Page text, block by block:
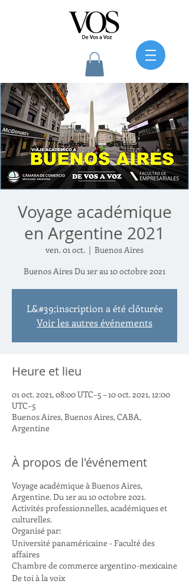
Voyage académique
en Argentine 2021
ven. 01 oct.
  |
Buenos Aires
Buenos Aires Du 1er au 10 octobre 2021
L&#39;inscription a été clôturée
Voir les autres événements
Heure et lieu
01 oct. 2021, 08:00 UTC−5 – 10 oct. 2021, 12:00
UTC−5
Buenos Aires, Buenos Aires, CABA,
Argentine
À propos de l'événement
Voyage académique à Buenos Aires,
Argentine. Du 1er au 10 octobre 2021.
Activités professionnelles, académiques et
culturelles.
Organisé par:
Université panaméricaine - Faculté des
affaires
Chambre de commerce argentino-mexicaine
De toi à la voix